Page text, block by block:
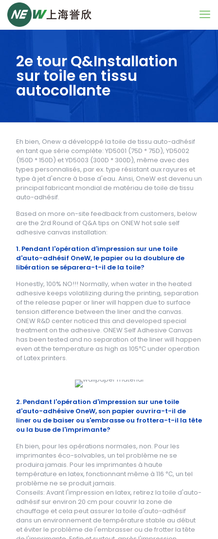
2e tour Q&Installation
sur toile en tissu
autocollante
Eh bien, Onew a développé la toile de tissu auto-adhésif
en tant que série complète: YD5001 (75D * 75D), YD5002
(150D * 150D) et YD5003 (300D * 300D), même avec des
types personnalisés, par ex. type résistant aux rayures et
type à jet d'encre à base d'eau. Ainsi, OneW est devenu un
principal fabricant mondial de matériau de toile de tissu
auto-adhésif.
Based on more on-site feedback from customers, below
are the 2rd Round of Q&A tips on ONEW hot sale self
adhesive canvas installation:
1. Pendant l'opération d'impression sur une toile
d'auto-adhésif OneW, le papier ou la doublure de
libération se séparera-t-il de la toile?
Honestly, 100% NO!!! Normally, when water in the heated
adhesive keeps volatilizing during the printing, separation
of the release paper or liner will happen due to surface
tension difference between the liner and the canvas.
ONEW R&D center noticed this and developed special
treatment on the adhesive. ONEW Self Adhesive Canvas
has been tested and no separation of the liner will happen
even at the temperature as high as 105℃ under operation
of Latex printers.
2. Pendant l'opération d'impression sur une toile
d'auto-adhésive OneW, son papier ouvrira-t-il de
liner ou de baiser ou s'embrasse ou frottera-t-il la tête
ou la buse de l'imprimante?
Eh bien, pour les opérations normales, non. Pour les
imprimantes éco-solvables, un tel problème ne se
produira jamais. Pour les imprimantes à haute
température en latex, fonctionnant même à 116 ℃, un tel
problème ne se produit jamais.
Conseils: Avant l'impression en latex, retirez la toile d'auto-
adhésif sur environ 20 cm pour couvrir la zone de
chauffage et cela peut assurer la toile d'auto-adhésif
dans un environnement de température stable au début
et éviter le problème de l'embrasser ou de frotter la tête